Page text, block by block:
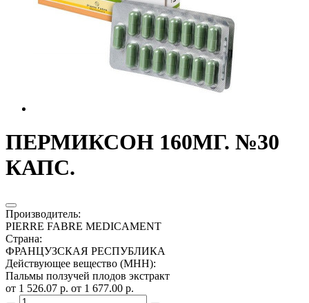
ПЕРМИКСОН 160МГ. №30
КАПС.
Производитель:
PIERRE FABRE MEDICAMENT
Страна:
ФРАНЦУЗСКАЯ РЕСПУБЛИКА
Действующее вещество (МНН):
Пальмы ползучей плодов экстракт
от 1 526.07 р. от 1 677.00 р.